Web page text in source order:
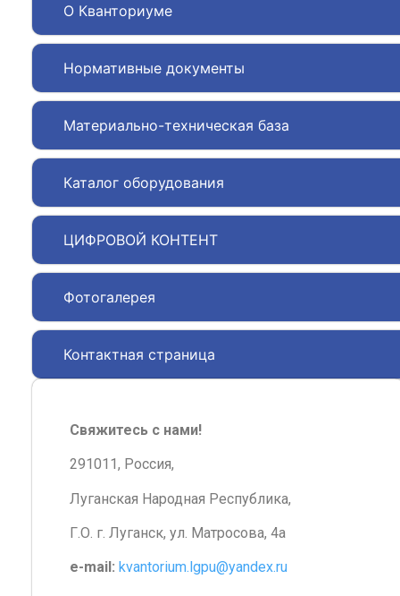
О Кванториуме
Нормативные документы
Материально-техническая база
Каталог оборудования
ЦИФРОВОЙ КОНТЕНТ
Фотогалерея
Контактная страница
Свяжитесь с нами!
291011, Россия,
Луганская Народная Республика,
Г.О. г. Луганск, ул. Матросова, 4а
e-mail: kvantorium.lgpu@yandex.ru